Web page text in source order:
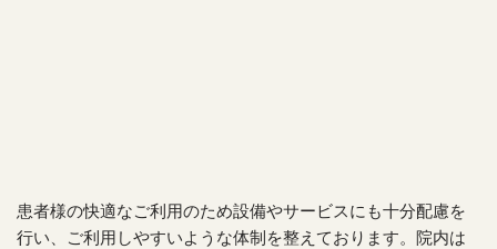
患者様の快適なご利用のため設備やサービスにも十分配慮を
行い、ご利用しやすいような体制を整えております。院内は